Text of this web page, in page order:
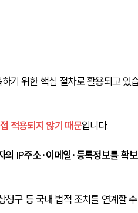
기 위한 핵심 절차로 활용되고 있
적용되지 않기 때문입니다.
의 IP주소·이메일·등록정보를 확보
청구 등 국내 법적 조치를 연계할